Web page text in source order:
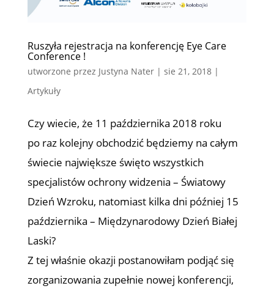
Ruszyła rejestracja na konferencję Eye Care
Conference !
utworzone przez Justyna Nater| sie 21, 2018|
Artykuły
Czy wiecie, że 11 października 2018 roku
po raz kolejny obchodzić będziemy na całym
świecie największe święto wszystkich
specjalistów ochrony widzenia – Światowy
Dzień Wzroku, natomiast kilka dni później 15
października – Międzynarodowy Dzień Białej
Laski?
Z tej właśnie okazji postanowiłam podjąć się
zorganizowania zupełnie nowej konferencji,